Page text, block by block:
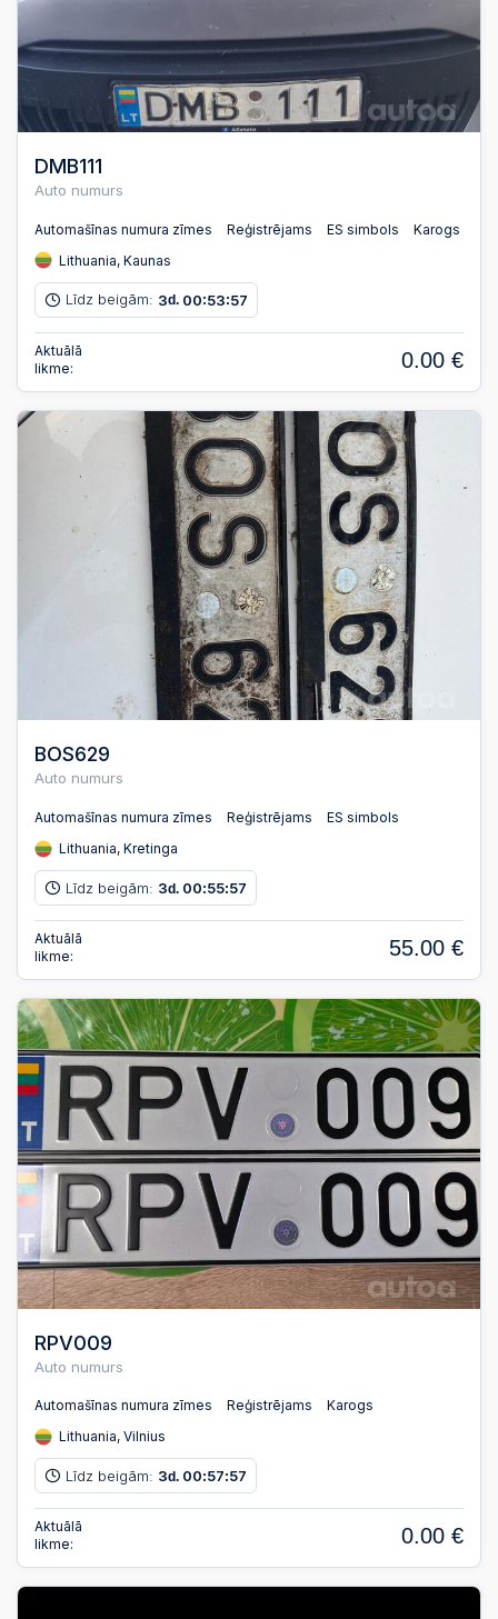
DMB111
Auto numurs
Automašīnas numura zīmes Reģistrējams ES simbols
Karogs
Lithuania, Kaunas
Līdz beigām: 3d. 00:53:56
Aktuālā
likme:
0.00 €
BOS629
Auto numurs
Automašīnas numura zīmes Reģistrējams
ES simbols
Lithuania, Kretinga
Līdz beigām: 3d. 00:55:56
Aktuālā
likme:
55.00 €
RPV009
Auto numurs
Automašīnas numura zīmes Reģistrējams
Karogs
Lithuania, Vilnius
Līdz beigām: 3d. 00:57:56
Aktuālā
likme:
0.00 €